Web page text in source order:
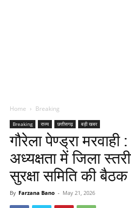
Home Breaking
Breaking राज्य छत्तीसगढ़ बड़ी खबर
गौरेला पेण्ड्रा
अध्यक्षता में जिला
सुरक्षा समिति की
By Farzana Bano - May 21, 2026